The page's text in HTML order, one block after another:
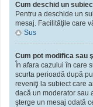
Cum deschid un
Pentru a deschide un
mesaj. Facilităţile care
Sus
Cum pot modifica sau
În afara cazului în care
scurta perioadă după
reveniţi la subiect care
dacă un moderator sau
şterge un mesaj odată